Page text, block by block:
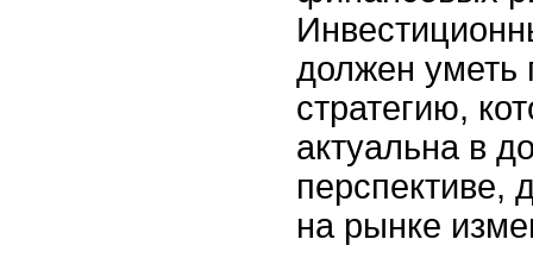
должен уметь
стратегию,
актуальна в
перспективе,
на рынке